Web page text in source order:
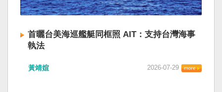
首曬台美海巡艦艇同框照 AIT：支持台灣海事
執法
黃靖媗 2026-07-29